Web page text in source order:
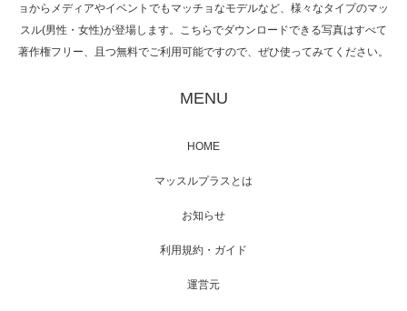
映画「メカバース」舞台挨拶へマッスルプラ
【TV】NHK BS「COOL JAPAN 」にてマッス
ョからメディアやイベントでもマッチョなモデルなど、様々なタイプのマッ
スル(男性・女性)が登場します。こちらでダウンロードできる写真はすべて
著作権フリー、且つ無料でご利用可能ですので、ぜひ使ってみてください。
MENU
HOME
マッスルプラスとは
お知らせ
利用規約・ガイド
運営元